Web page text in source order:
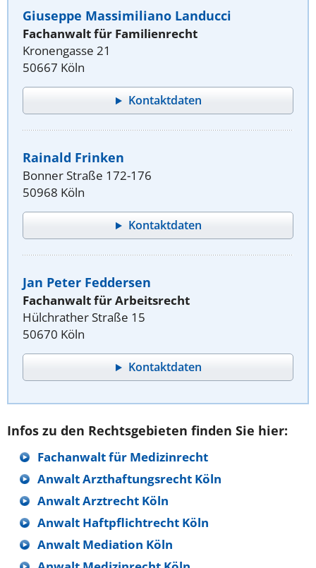
Giuseppe Massimiliano Landucci
Fachanwalt für Familienrecht
Kronengasse 21
50667 Köln
Kontaktdaten
Rainald Frinken
Bonner Straße 172-176
50968 Köln
Kontaktdaten
Jan Peter Feddersen
Fachanwalt für Arbeitsrecht
Hülchrather Straße 15
50670 Köln
Kontaktdaten
Infos zu den Rechtsgebieten finden Sie hier:
Fachanwalt für Medizinrecht
Anwalt Arzthaftungsrecht Köln
Anwalt Arztrecht Köln
Anwalt Haftpflichtrecht Köln
Anwalt Mediation Köln